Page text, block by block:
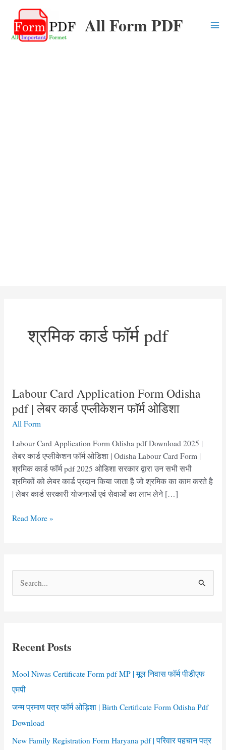
content
All Form PDF
श्रमिक कार्ड फॉर्म pdf
Labour Card Application Form Odisha
pdf | लेबर कार्ड एप्लीकेशन फॉर्म ओडिशा
All Form
Labour Card Application Form Odisha pdf Download 2025 |
लेबर कार्ड एप्लीकेशन फॉर्म ओडिशा | Odisha Labour Card Form |
श्रमिक कार्ड फॉर्म pdf 2025 ओडिशा सरकार द्वारा उन सभी सभी
श्रमिकों को लेबर कार्ड प्रदान किया जाता है जो श्रमिक का काम करते है
| लेबर कार्ड सरकारी योजनाओं एवं सेवाओं का लाभ लेने […]
Labour
Odisha
pdf
|
फॉर्म
Read More »
f
o
:
Recent Posts
Mool Niwas Certificate Form pdf MP | मूल निवास फॉर्म पीडीएफ
एमपी
जन्म प्रमाण पत्र फॉर्म ओड़िशा | Birth Certificate Form Odisha Pdf
Download
New Family Registration Form Haryana pdf | परिवार पहचान पत्र